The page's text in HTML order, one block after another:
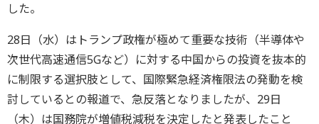
した。
28日（水）はトランプ政権が極めて重要な技術（半導体や
次世代高速通信5Gなど）に対する中国からの投資を抜本的
に制限する選択肢として、国際緊急経済権限法の発動を検
討しているとの報道で、急反落となりましたが、29日
（木）は国務院が増値税減税を決定したと発表したこと